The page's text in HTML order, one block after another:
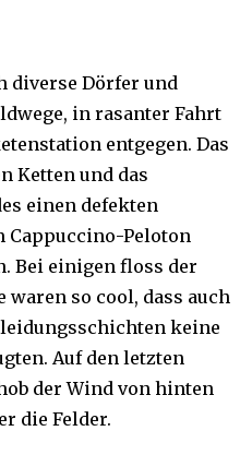
diverse Dörfer und
in rasanter Fahrt
entgegen. Das
Ketten und das
einen defekten
Cappuccino-Peloton
Bei einigen floss der
waren so cool, dass auch
keine
Auf den letzten
der Wind von hinten
die Felder.